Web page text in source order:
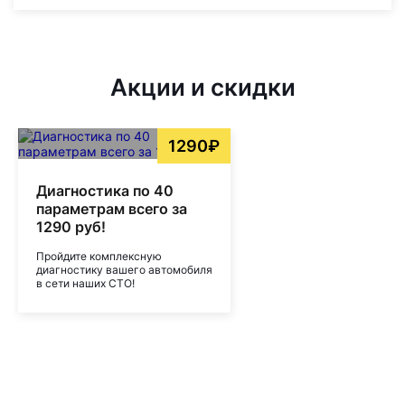
Акции и скидки
1290₽
Диагностика по 40
параметрам всего за
1290 руб!
Пройдите комплексную
диагностику вашего автомобиля
в сети наших СТО!